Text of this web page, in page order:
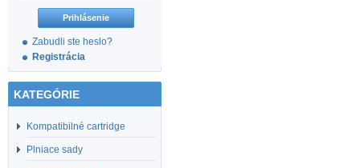
Zabudli ste heslo?
Registrácia
KATEGÓRIE
Kompatibilné cartridge
Plniace sady